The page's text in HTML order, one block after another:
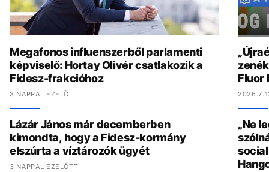
Megafonos influenszerből parlamenti
képviselő: Hortay Olivér csatlakozik a
Fidesz-frakcióhoz
3 NAPPAL EZELŐTT
Lázár János már decemberben
kimondta, hogy a Fidesz-kormány
elszúrta a víztározók ügyét
3 NAPPAL EZELŐTT
Fluor
„Ne